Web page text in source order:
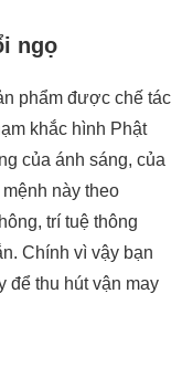
ngọ
phẩm được chế tác
khắc hình Phật
của ánh sáng, của
này theo
trí tuệ thông
Chính vì vậy bạn
để thu hút vận may